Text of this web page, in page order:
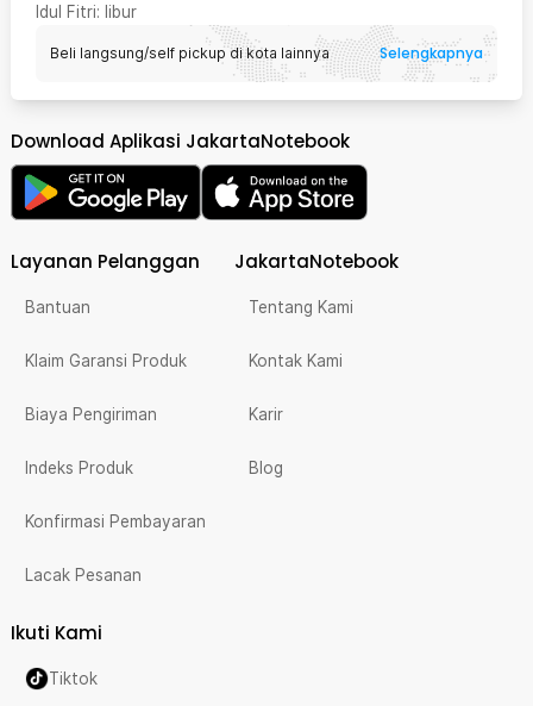
Idul Fitri: libur
Beli langsung/self pickup di kota lainnya Selengkapnya
Download Aplikasi JakartaNotebook
Layanan Pelanggan
Bantuan
Klaim Garansi Produk
Biaya Pengiriman
Indeks Produk
Konfirmasi Pembayaran
Lacak Pesanan
JakartaNotebook
Tentang Kami
Kontak Kami
Karir
Blog
Ikuti Kami
Tiktok